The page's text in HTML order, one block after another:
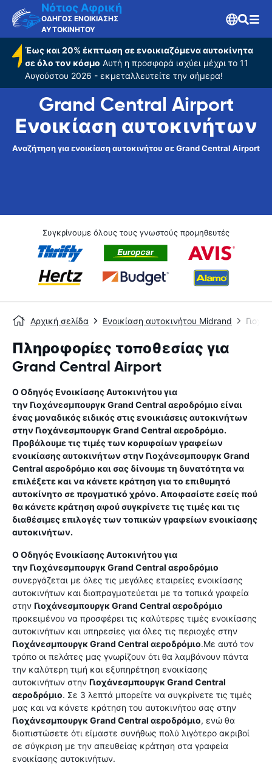
Νότιος Αφρική
ΟΔΗΓΟΣ ΕΝΟΙΚΙΑΣΗΣ
ΑΥΤΟΚΙΝΗΤΟΥ
Έως και 20% έκπτωση σε ενοικιαζόμενα αυτοκίνητα
σε όλο τον κόσμο Αυτή η προσφορά ισχύει μέχρι το 11
Αυγούστου 2026 - εκμεταλλευτείτε την σήμερα!
Grand Central Airport
Ενοικίαση αυτοκινήτων
Αναζήτηση για ενοικίαση αυτοκινήτου σε Grand Central Airport
Συγκρίνουμε όλους τους γνωστούς προμηθευτές
Αρχική σελίδα Ενοικίαση αυτοκινήτου Midrand
Πληροφορίες τοποθεσίας για
Grand Central Airport
Ο Οδηγός Ενοικίασης Αυτοκινήτου για
την Γιοχάνεσμπουργκ Grand Central αεροδρόμιο είναι
ένας μοναδικός ειδικός στις ενοικιάσεις αυτοκινήτων
στην Γιοχάνεσμπουργκ Grand Central αεροδρόμιο.
Προβάλουμε τις τιμές των κορυφαίων γραφείων
ενοικίασης αυτοκινήτων στην Γιοχάνεσμπουργκ Grand
Central αεροδρόμιο και σας δίνουμε τη δυνατότητα να
επιλέξετε και να κάνετε κράτηση για το επιθυμητό
αυτοκίνητο σε πραγματικό χρόνο. Αποφασίστε εσείς πού
θα κάνετε κράτηση αφού συγκρίνετε τις τιμές και τις
διαθέσιμες επιλογές των τοπικών γραφείων ενοικίασης
αυτοκινήτων.
Ο Οδηγός Ενοικίασης Αυτοκινήτου για
την Γιοχάνεσμπουργκ Grand Central αεροδρόμιο
συνεργάζεται με όλες τις μεγάλες εταιρείες ενοικίασης
αυτοκινήτων και διαπραγματεύεται με τα τοπικά γραφεία
στην Γιοχάνεσμπουργκ Grand Central αεροδρόμιο
προκειμένου να προσφέρει τις καλύτερες τιμές ενοικίασης
αυτοκινήτων και υπηρεσίες για όλες τις περιοχές στην
Γιοχάνεσμπουργκ Grand Central αεροδρόμιο.Με αυτό τον
τρόπο οι πελάτες μας γνωρίζουν ότι θα λαμβάνουν πάντα
την καλύτερη τιμή και εξυπηρέτηση ενοικίασης
αυτοκινήτων στην Γιοχάνεσμπουργκ Grand Central
αεροδρόμιο. Σε 3 λεπτά μπορείτε να συγκρίνετε τις τιμές
μας και να κάνετε κράτηση του αυτοκινήτου σας στην
Γιοχάνεσμπουργκ Grand Central αεροδρόμιο, ενώ θα
διαπιστώσετε ότι είμαστε συνήθως πολύ λιγότερο ακριβοί
σε σύγκριση με την απευθείας κράτηση στα γραφεία
ενοικίασης αυτοκινήτων.